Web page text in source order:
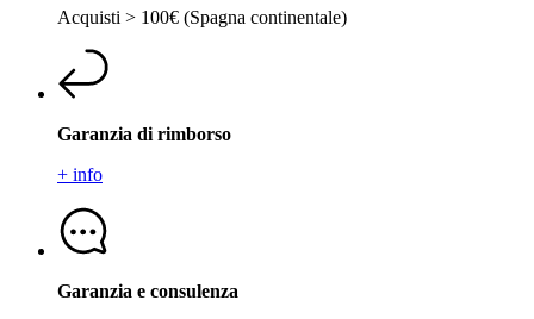
Acquisti > 100€ (Spagna continentale)
Garanzia di rimborso
+ info
Garanzia e consulenza